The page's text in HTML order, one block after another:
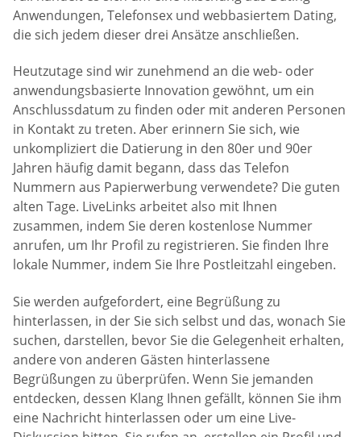
Anwendungen, Telefonsex und webbasiertem Dating,
die sich jedem dieser drei Ansätze anschließen.
Heutzutage sind wir zunehmend an die web- oder
anwendungsbasierte Innovation gewöhnt, um ein
Anschlussdatum zu finden oder mit anderen Personen
in Kontakt zu treten. Aber erinnern Sie sich, wie
unkompliziert die Datierung in den 80er und 90er
Jahren häufig damit begann, dass das Telefon
Nummern aus Papierwerbung verwendete? Die guten
alten Tage. LiveLinks arbeitet also mit Ihnen
zusammen, indem Sie deren kostenlose Nummer
anrufen, um Ihr Profil zu registrieren. Sie finden Ihre
lokale Nummer, indem Sie Ihre Postleitzahl eingeben.
Sie werden aufgefordert, eine Begrüßung zu
hinterlassen, in der Sie sich selbst und das, wonach Sie
suchen, darstellen, bevor Sie die Gelegenheit erhalten,
andere von anderen Gästen hinterlassene
Begrüßungen zu überprüfen. Wenn Sie jemanden
entdecken, dessen Klang Ihnen gefällt, können Sie ihm
eine Nachricht hinterlassen oder um eine Live-